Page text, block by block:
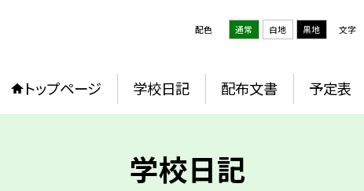
配色 通常 白地 黒地 文字
トップページ 学校日記 配布文書 予定表
学校日記